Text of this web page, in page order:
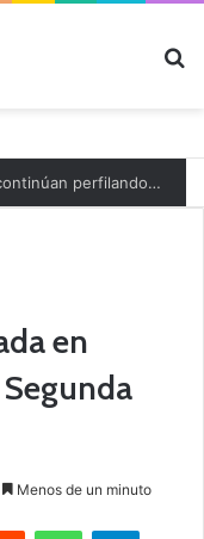
El CB Villarrobledo y el CB Criptana continúan perfilando sus plantillas
en
Menos de un minuto